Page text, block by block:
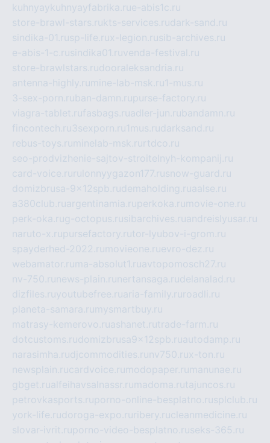
kuhnyaykuhnyayfabrika.rue-abis1c.ru
store-brawl-stars.rukts-services.rudark-sand.ru
sindika-01.rusp-life.rux-legion.rusib-archives.ru
e-abis-1-c.rusindika01.ruvenda-festival.ru
store-brawlstars.rudooraleksandria.ru
antenna-highly.ru mine-lab-msk.ru1-mus.ru
3-sex-porn.ruban-damn.rupurse-factory.ru
viagra-tablet.rufasbags.ruadler-jun.rubandamn.ru
fincontech.ru3sexporn.ru1mus.rudarksand.ru
rebus-toys.ru minelab-msk.ru rtdco.ru
seo-prodvizhenie-sajtov-stroitelnyh-kompanij.ru
card-voice.ru rulonnyygazon177.rusnow-guard.ru
domizbrusa-9x12spb.rudemaholding.ruaalse.ru
a380club.ruargentinamia.ruperkoka.ru movie-one.ru
perk-oka.rug-octopus.rusibarchives.ruandreislyusar.ru
naruto-x.rupursefactory.rutor-lyubov-i-grom.ru
spayderhed-2022.ru movieone.ruevro-dez.ru
webamator.ru ma-absolut1.ruavtopomosch27.ru
nv-750.ru news-plain.ru nertansaga.rudelanalad.ru
dizfiles.ruyoutubefree.ruaria-family.ru roadli.ru
planeta-samara.ru mysmartbuy.ru
matrasy-kemerovo.ruashanet.rutrade-farm.ru
dotcustoms.rudomizbrusa9x12spb.ruautodamp.ru
narasimha.rudjcommodities.ru nv750.rux-ton.ru
newsplain.rucardvoice.ru modopaper.ru manunae.ru
gbget.rualfeihavsalnassr.ru madoma.rutajuncos.ru
petrovkasports.ruporno-online-besplatno.rusplclub.ru
york-life.rudoroga-expo.ru ribery.rucleanmedicine.ru
slovar-ivrit.ruporno-video-besplatno.ruseks-365.ru